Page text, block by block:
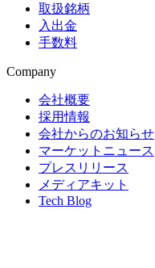
取扱銘柄
入出金
手数料
Company
会社概要
採用情報
会社からのお知らせ
マーケットニュース
プレスリリース
メディアキット
Tech Blog